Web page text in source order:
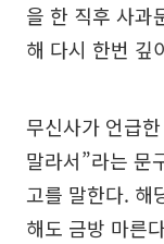
을 한 직후 사과
해 다시 한번 깊
무신사가 언급
말라서”라는 문
고를 말한다. 해
해도 금방 마른